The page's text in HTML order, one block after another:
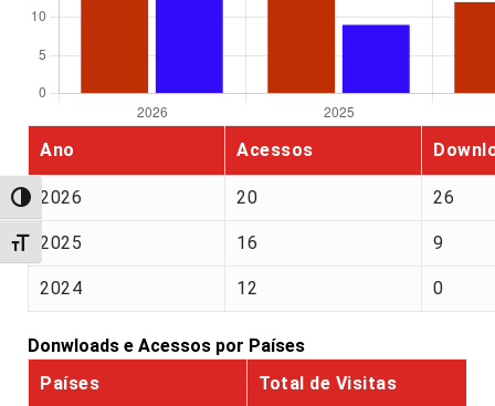
Alternar alto contraste
Alternar tamanho da fonte
Ano Acessos
2026 20 26
2025 16 9
2024 12 0
Donwloads e Acessos por Países
Países
Total de Visitas